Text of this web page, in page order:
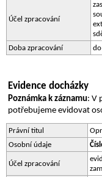
Účel zpracování
Doba zpracování
Evidence docházky
Poznámka k záznamu: V
potřebujeme evidovat
Právní titul
Osobní údaje
Účel zpracování